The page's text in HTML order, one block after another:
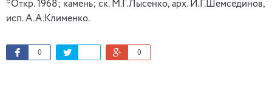
*Откр. 1968; камень; ск. М.Г.Лысенко, арх. И.Г.Шемсединов,
исп. А.А.Клименко.
0 0